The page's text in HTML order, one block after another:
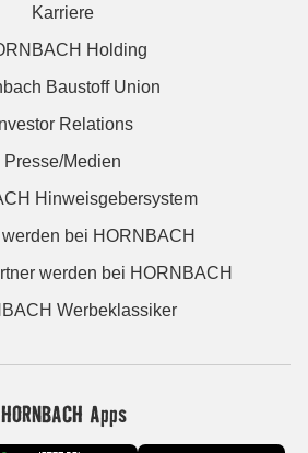
Karriere
Holding
Baustoff Union
Investor Relations
Presse/Medien
Hinweisgebersystem
werden bei HORNBACH
werden bei HORNBACH
Werbeklassiker
HORNBACH Apps